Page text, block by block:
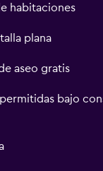
habitaciones
plana
aseo gratis
bajo